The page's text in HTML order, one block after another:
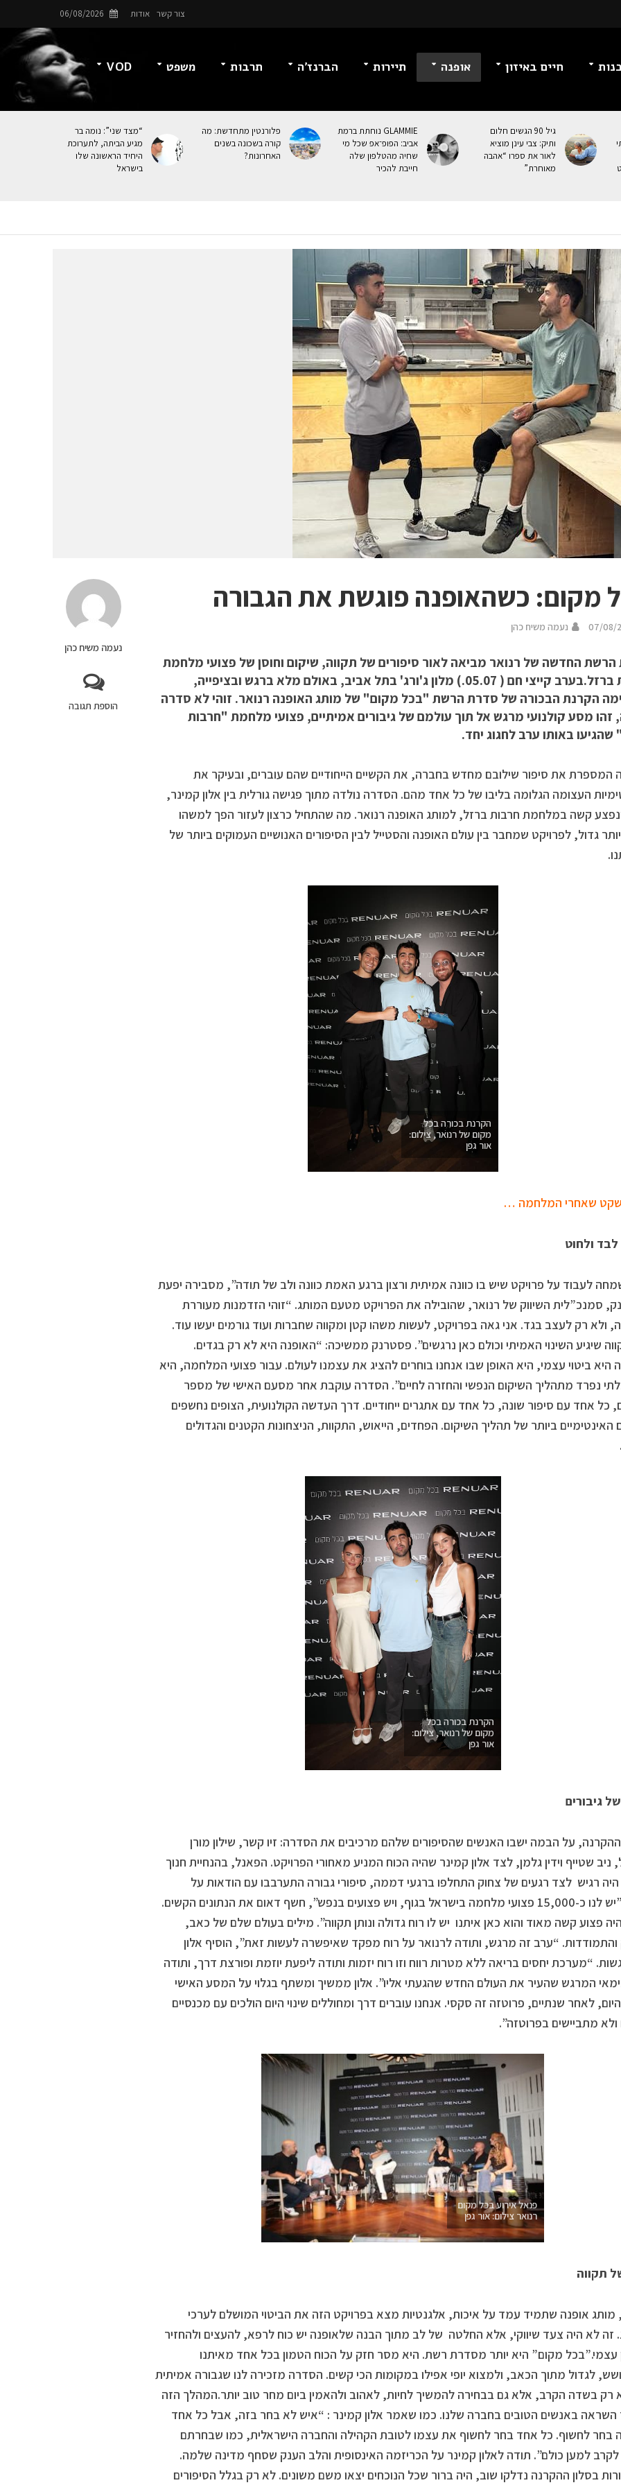
צור קשר אודות 06/08/2026
חיים באיזון אופנה תיירות הברנז’ה תרבות משפט VOD
גיל 90 הגשים חלום
ותיק: צבי עינן מוציא
לאור את ספרו “אהבה
מאוחרת”
GLAMMIE נוחתת ברמת
אביב: הפופ־אפ שכל מי
שחיה מהטלפון שלה
חייבת להכיר
פלורנטין מתחדשת: מה
קורה בשכונה בשנים
האחרונות?
“מצד שני”: נומה בר
מגיע הביתה, לתערוכת
היחיד הראשונה שלו
בישראל
נעמה משיח כהן
הוספת תגובה
מקום: כשהאופנה פוגשת את הגבורה
07/08/ נעמה משיח כהן
החדשה של רנואר מביאה לאור סיפורים של תקווה, שיקום וחוסן של פצועי מלחמת
חרבות ברזל.בערב קייצי חם ( 05.07.) מלון ג'ורג' בתל אביב, באולם מלא ברגש ובציפייה,
הקרנת הבכורה של סדרת הרשת "בכל מקום" של מותג האופנה רנואר. זוהי לא סדרה
זהו מסע קולנועי מרגש אל תוך עולמם של גיבורים אמיתיים, פצועי מלחמת "חרבות
שהגיעו באותו ערב לחגוג יחד.
המספרת את סיפור שילובם מחדש בחברה, את הקשיים הייחודיים שהם עוברים, ובעיקר את
העצומה הגלומה בליבו של כל אחד מהם. הסדרה נולדה מתוך פגישה גורלית בין אלון קמינר,
קשה במלחמת חרבות ברזל, למותג האופנה רנואר. מה שהתחיל כרצון לעזור הפך למשהו
גדול, לפרויקט שמחבר בין עולם האופנה והסטייל לבין הסיפורים האנושיים העמוקים ביותר של
הקרנת בכורה בכל
מקום של רנואר, צילום:
אור גפן
שאחרי המלחמה …
ולחוט
לעבוד על פרויקט שיש בו כוונה אמיתית ורצון ברגע האמת כוונה ולב של תודה”, מסבירה יפעת
סמנכ”לית השיווק של רנואר, שהובילה את הפרויקט מטעם המותג. “זוהי הזדמנות מעוררת
ולא רק לעצב בגד. אני גאה בפרויקט, לעשות משהו קטן ומקווה שחברות ועוד גורמים יעשו עוד.
שיגיע השינוי האמיתי וכולם כאן נרגשים”. פסטרנק ממשיכה: “האופנה היא לא רק בגדים.
היא ביטוי עצמי, היא האופן שבו אנחנו בוחרים להציג את עצמנו לעולם. עבור פצועי המלחמה, היא
נפרד מתהליך השיקום הנפשי והחזרה לחיים”. הסדרה עוקבת אחר מסעם האישי של מספר
כל אחד עם סיפור שונה, כל אחד עם אתגרים ייחודיים. דרך העדשה הקולנועית, הצופים נחשפים
האינטימיים ביותר של תהליך השיקום. הפחדים, הייאוש, התקוות, הניצחונות הקטנים והגדולים
הקרנת בכורה בכל
מקום של רנואר, צילום:
אור גפן
גיבורים
על הבמה ישבו האנשים שהסיפורים שלהם מרכיבים את הסדרה: זיו קשר, שילון מורן
ניב שטייף וידין גלמן, לצד אלון קמינר שהיה הכוח המניע מאחורי הפרויקט. הפאנל, בהנחיית חנוך
רגיש לצד רגעים של צחוק התחלפו ברגעי דממה, סיפורי גבורה התערבבו עם הודאות על
החיים.”יש לנו כ-15,000 פצועי מלחמה בישראל בגוף, ויש פצועים בנפש”, חשף דאום את הנתונים הקשים.
פצוע קשה מאוד והוא כאן איתנו יש לו רוח גדולה ונותן תקווה”. מילים בעולם שלם של כאב,
“ערב זה מרגש, ותודה לרנואר על רוח מפקד שאיפשרה לעשות זאת”, הוסיף אלון
“מערכת יחסים בריאה ללא מטרות רווח וזו רוח יזמות ותודה ליפעת יוזמת ופורצת דרך, ותודה
המרגש שהעיר את העולם החדש שהגעתי אליו”. אלון ממשיך ומשתף בגלוי על המסע האישי
לאחר שנתיים, פרוטזה זה סקסי. אנחנו עוברים דרך ומחוללים שינוי היום הולכים עם מכנסיים
מתביישים בפרוטזה”.
פנאל אירוע בכל מקום
רנואר צילום: אור גפן
תקווה
מותג אופנה שתמיד עמד על איכות, אלגנטיות מצא בפרויקט הזה את הביטוי המושלם לערכי
זה לא היה צעד שיווקי, אלא החלטה של לב מתוך הבנה שלאופנה יש כוח לרפא, להעצים ולהחזיר
עצמי.”בכל מקום” היא יותר מסדרת רשת. היא מסר חזק על הכוח הטמון בכל אחד מאיתנו
לגדול מתוך הכאב, ולמצוא יופי אפילו במקומות הכי קשים. הסדרה מזכירה לנו שגבורה אמיתית
רק בשדה הקרב, אלא גם בבחירה להמשיך לחיות, לאהוב ולהאמין ביום מחר טוב יותר.המהלך הזה
השראה באנשים הטובים בחברה שלנו. כמו שאמר אלון קמינר : “איש לא בחר בזה, אבל כל אחד
בחר לחשוף. כל אחד בחר לחשוף את עצמו לטובת הקהילה והחברה הישראלית, כמו שבחרתם
למען כולם”. תודה לאלון קמינר על הכריזמה האינסופית והלב הענק שסחף מדינה שלמה.
בסלון ההקרנה נדלקו שוב, היה ברור שכל הנוכחים יצאו משם משונים. לא רק בגלל הסיפורים